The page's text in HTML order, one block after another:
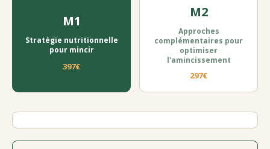
M1
Stratégie nutritionnelle
pour mincir
397€
M2
Approches
complémentaires pour
optimiser
l'amincissement
297€